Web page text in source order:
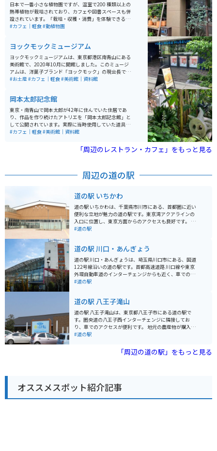
日本で一番小さな植物園ですが、温室で200 種類以上の
熱帯植物が栽培されており、カフェや図書スペースも併
設されています。「栽培・収穫・消費」を体験できる植
物園で、入館料は100円とリーズナブルです。身近に植
#カフェ｜軽食#動植物園
ヨックモックミュージアム
ヨックモックミュージアムは、東京都港区南青山にある
美術館で、2020年10月に開館しました。このミュージ
アムは、洋菓子ブランド「ヨックモック」の現会長であ
る藤縄利康氏が設立し、主にピカソのセラミックコレク
されています。ピカソの豊かで自由な発想が投影された
アート、スイーツのコラボイベント、アートセッション
を開催するなどイベントも充実しています。
#お土産#カフェ｜軽食#美術館｜資料館
岡本太郎記念館
東京・南青山で岡本太郎が42年に住んでいた住居であ
り、作品を作り続けたアトリエを「岡本太郎記念館」と
して公開されています。実際に当時使用していた道具や
作品を展示がされており、カフェや庭などもあり、企画
#カフェ｜軽食#美術館｜資料館
「周辺のレストラン・カフェ」をもっと見る
周辺の道の駅
道の駅 いちかわ
道の駅 いちかわは、千葉県市川市にある、首都圏に近い
便利な立地が魅力の道の駅です。東京湾アクアラインの
入口に位置し、東京方面からのアクセスも良好です。 地
元の新鮮な農産物が購入できる直売所は、道の駅 いちか
最適な品々が並びます。 また、レストランでは、地元産
の食材をふんだんに使った料理を楽しむことができま
す。東京湾を一望できる展望デッキも併設されており、
ドライブの休憩に最適です。 バイクで訪れる場合、道の
駅 いちかわには、広々とした駐車場が完備されているの
戸川や国府台など、自然豊かな観光スポットも点在して
います。少し足を延ばせば、東京ディズニーリゾートに
もアクセス可能です。
#道の駅
道の駅 川口・あんぎょう
道の駅 川口・あんぎょうは、埼玉県川口市にある、国道
122号線沿いの道の駅です。首都高速道路 川口線や東京
外環自動車道のインターチェンジからも近く、車でのア
クセスが良好です。 地元農産物の直売所では、新鮮な野
の調理器具も販売しており、お土産に最適です。 また、
食事処では、地元産の食材を使用した料理を楽しむこと
ができます。おすすめは、新鮮な野菜をたっぷり使った
「あんぎょううどん」です。 バイクで訪れる場合、道の
駅に隣接する荒川河川敷には、広々とした無料駐車場が
は、荒川の土手沿いを走るサイクリングロードもあり、
#道の駅
道の駅 八王子滝山
道の駅 八王子滝山は、東京都八王子市にある道の駅で
す。圏央道の八王子西インターチェンジに隣接してお
り、車でのアクセスが便利です。 地元の農産物が購入で
きる「農産物直売所」や、地元食材を使った料理が楽し
憩に最適なスポットです。 特に、地元八王子産の新鮮な
野菜は人気が高く、旬の野菜を目当てに訪れる人も多く
の休憩場所としてもおすすめです。道の駅のすぐ近くに
は、滝山城跡や、高尾山など、観光スポットも点在して
いるので、観光拠点としても活用できます。 八王子滝山
#道の駅
「周辺の道の駅」をもっと見る
オススメスポット紹介記事